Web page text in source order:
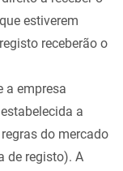
estiverem
receberão o
a empresa
a
do mercado
de registo). A